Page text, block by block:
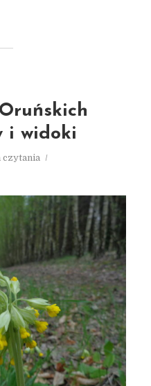
i widoki
czytania